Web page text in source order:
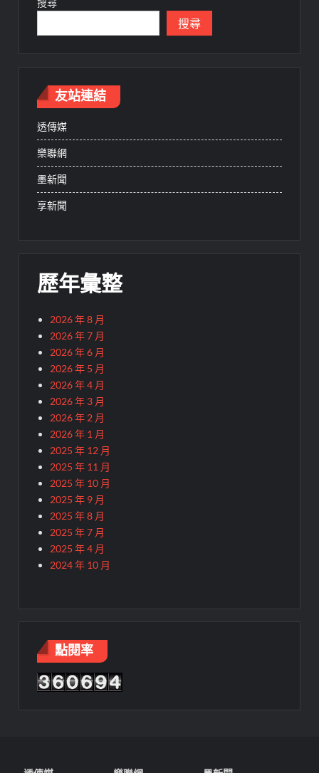
搜尋
搜尋
友站連結
透傳媒
樂聯網
墨新聞
享新聞
歷年彙整
2026 年 8 月
2026 年 7 月
2026 年 6 月
2026 年 5 月
2026 年 4 月
2026 年 3 月
2026 年 2 月
2026 年 1 月
2025 年 12 月
2025 年 11 月
2025 年 10 月
2025 年 9 月
2025 年 8 月
2025 年 7 月
2025 年 4 月
2024 年 10 月
點閱率